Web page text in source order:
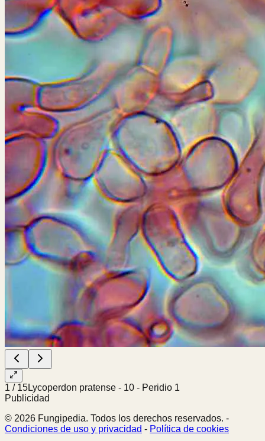
1 / 15Lycoperdon pratense - 10 - Peridio 1
Publicidad
© 2026 Fungipedia. Todos los derechos reservados. -
Condiciones de uso y privacidad - Política de cookies